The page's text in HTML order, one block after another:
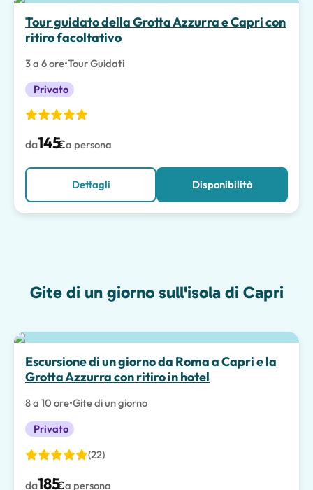
Scelta migliore
Tour guidato della Grotta Azzurra e Capri con
ritiro facoltativo
3 a 6 ore•Tour Guidati
Privato
da145€a persona
Dettagli Disponibilità
Gite di un giorno sull'isola di Capri
Escursione di un giorno da Roma a Capri e la
Grotta Azzurra con ritiro in hotel
8 a 10 ore•Gite di un giorno
Privato
(22)
da185€a persona